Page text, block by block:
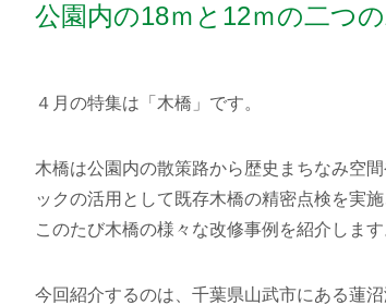
公園内の18ｍと12ｍの二つ
４月の特集は「木橋」です。
木橋は公園内の散策路から歴史まちなみ空
ックの活用として既存木橋の精密点検を実
このたび木橋の様々な改修事例を紹介します
今回紹介するのは、千葉県山武市にある蓮